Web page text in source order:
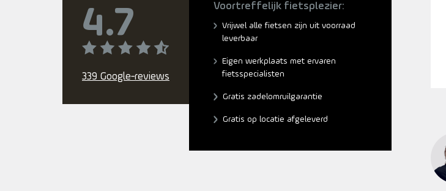
4.7
339 Google-reviews
Voortreffelijk fietsplezier:
Vrijwel alle fietsen zijn uit voorraad
leverbaar
Eigen werkplaats met ervaren
fietsspecialisten
Gratis zadelomruilgarantie
Gratis op locatie afgeleverd